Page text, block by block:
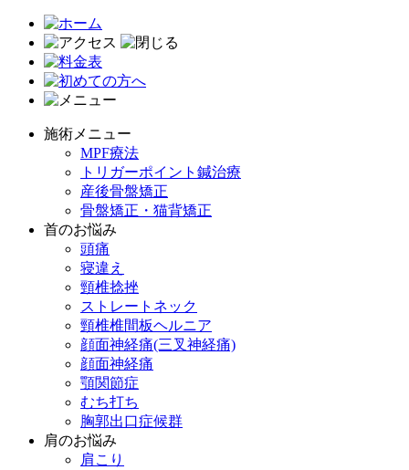
施術メニュー
MPF療法
トリガーポイント鍼治療
産後骨盤矯正
骨盤矯正・猫背矯正
首のお悩み
頭痛
寝違え
頸椎捻挫
ストレートネック
頸椎椎間板ヘルニア
顔面神経痛(三叉神経痛)
顔面神経痛
顎関節症
むち打ち
胸郭出口症候群
肩のお悩み
肩こり